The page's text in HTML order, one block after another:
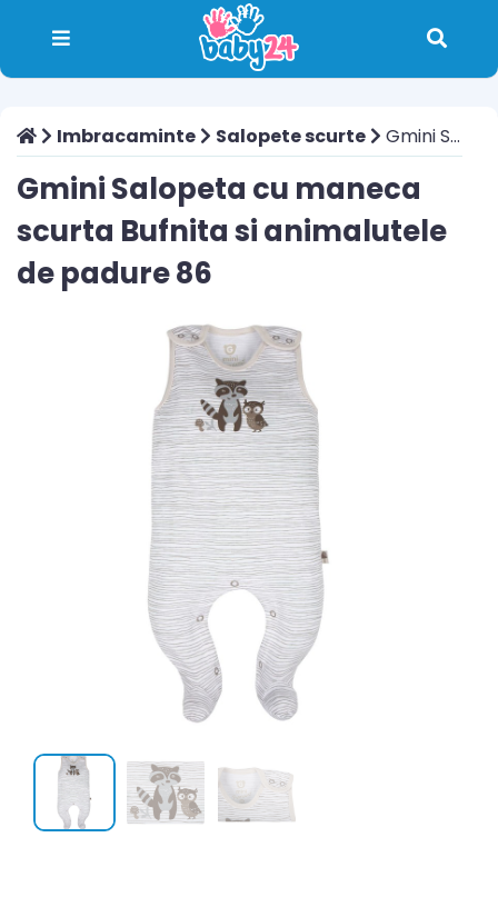
Imbracaminte Salopete scurte Gmini Salopeta cu maneca scurta Bufnita si animalutele de padure 86
Gmini Salopeta cu maneca
scurta Bufnita si animalutele
de padure 86